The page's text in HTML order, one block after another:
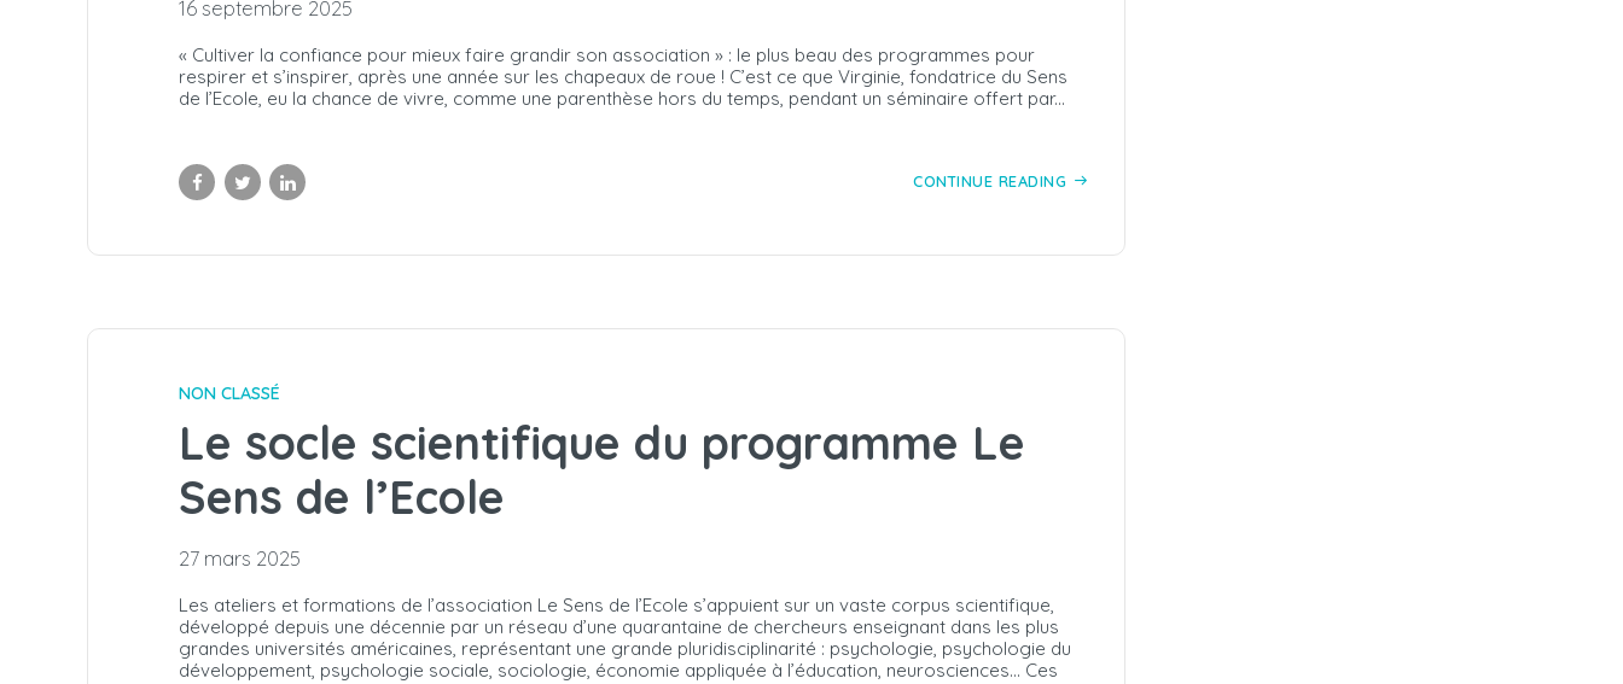
16 septembre 2025
« Cultiver la confiance pour mieux faire grandir son association » : le plus beau des programmes pour
respirer et s’inspirer, après une année sur les chapeaux de roue ! C’est ce que Virginie, fondatrice du Sens
de l’Ecole, eu la chance de vivre, comme une parenthèse hors du temps, pendant un séminaire offert par...
CONTINUE READING
NON CLASSÉ
Le socle scientifique du programme Le
Sens de l’Ecole
27 mars 2025
Les ateliers et formations de l’association Le Sens de l’Ecole s’appuient sur un vaste corpus scientifique,
développé depuis une décennie par un réseau d’une quarantaine de chercheurs enseignant dans les plus
grandes universités américaines, représentant une grande pluridisciplinarité : psychologie, psychologie du
développement, psychologie sociale, sociologie, économie appliquée à l’éducation, neurosciences… Ces